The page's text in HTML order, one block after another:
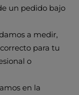
un pedido bajo
a medir,
para tu
o
en la